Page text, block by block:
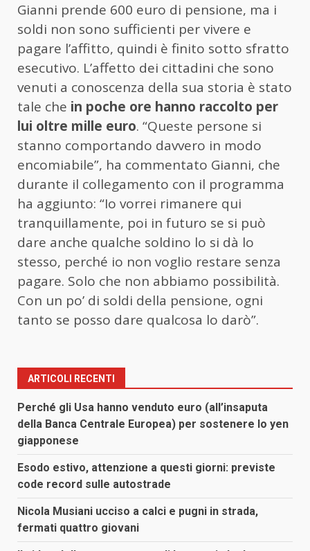
Gianni prende 600 euro di pensione, ma i
soldi non sono sufficienti per vivere e
pagare l’affitto, quindi è finito sotto sfratto
esecutivo. L’affetto dei cittadini che sono
venuti a conoscenza della sua storia è stato
tale che in poche ore hanno raccolto per
lui oltre mille euro. “Queste persone si
stanno comportando davvero in modo
encomiabile”, ha commentato Gianni, che
durante il collegamento con il programma
ha aggiunto: “Io vorrei rimanere qui
tranquillamente, poi in futuro se si può
dare anche qualche soldino lo si dà lo
stesso, perché io non voglio restare senza
pagare. Solo che non abbiamo possibilità.
Con un po’ di soldi della pensione, ogni
tanto se posso dare qualcosa lo darò”.
ARTICOLI RECENTI
Perché gli Usa hanno venduto euro (all’insaputa
della Banca Centrale Europea) per sostenere lo yen
giapponese
Esodo estivo, attenzione a questi giorni: previste
code record sulle autostrade
Nicola Musiani ucciso a calci e pugni in strada,
fermati quattro giovani